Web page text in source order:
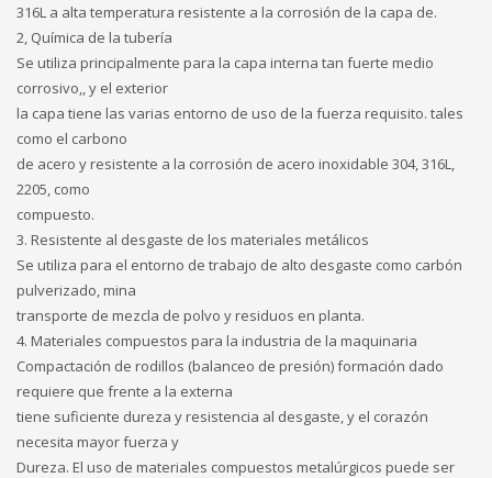
316L a alta temperatura resistente a la corrosión de la capa de.
2, Química de la tubería
Se utiliza principalmente para la capa interna tan fuerte medio
corrosivo,, y el exterior
la capa tiene las varias entorno de uso de la fuerza requisito. tales
como el carbono
de acero y resistente a la corrosión de acero inoxidable 304, 316L,
2205, como
compuesto.
3. Resistente al desgaste de los materiales metálicos
Se utiliza para el entorno de trabajo de alto desgaste como carbón
pulverizado, mina
transporte de mezcla de polvo y residuos en planta.
4. Materiales compuestos para la industria de la maquinaria
Compactación de rodillos (balanceo de presión) formación dado
requiere que frente a la externa
tiene suficiente dureza y resistencia al desgaste, y el corazón
necesita mayor fuerza y
Dureza. El uso de materiales compuestos metalúrgicos puede ser